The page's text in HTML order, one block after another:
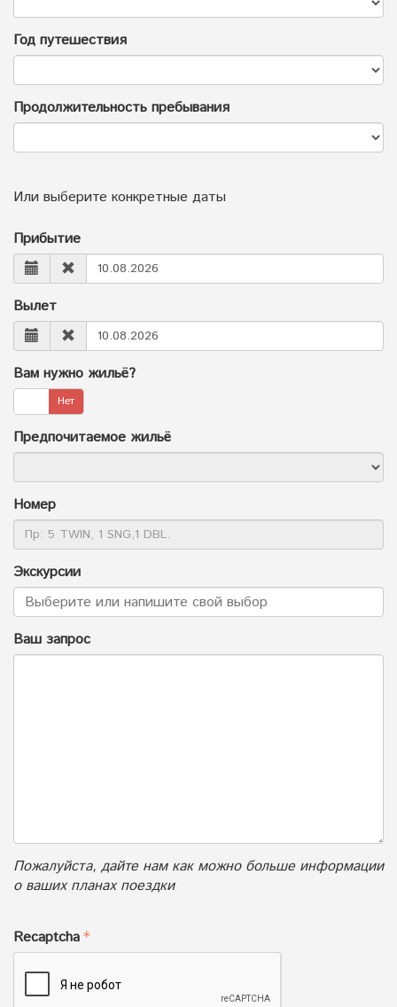
Год путешествия
Продолжительность пребывания
Или выберите конкретные даты
Прибытие
Вылет
Вам нужно жильё?
Нет
Предпочитаемое жильё
Номер
Экскурсии
Ваш запрос
Пожалуйста, дайте нам как можно больше информации
о ваших планах поездки
Recaptcha